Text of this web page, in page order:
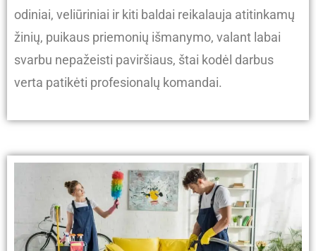
odiniai, veliūriniai ir kiti baldai reikalauja atitinkamų
žinių, puikaus priemonių išmanymo, valant labai
svarbu nepažeisti paviršiaus, štai kodėl darbus
verta patikėti profesionalų komandai.